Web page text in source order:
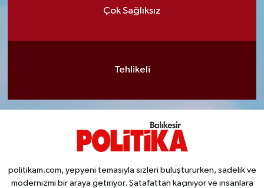
Çok Sağlıksız
Tehlikeli
politikam.com, yepyeni temasıyla sizleri buluştururken, sadelik ve
modernizmi bir araya getiriyor. Şatafattan kaçınıyor ve insanlara